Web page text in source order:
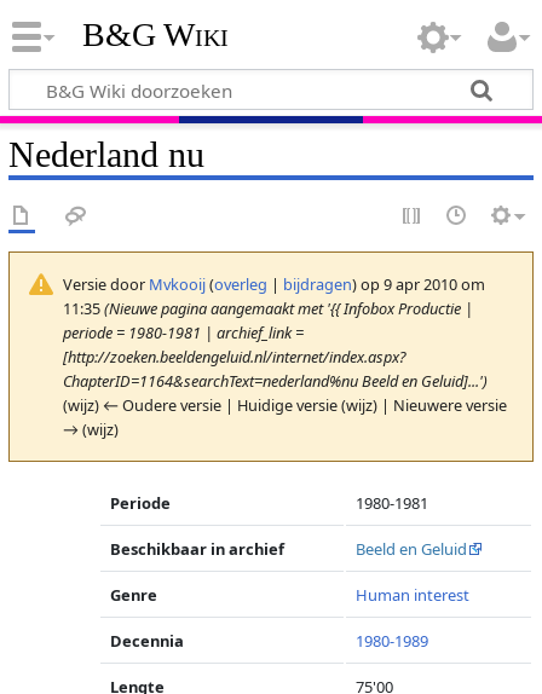
B&G Wiki
Nederland nu
Versie door Mvkooij(overleg | bijdragen)op 9 apr 2010 om
11:35(Nieuwe pagina aangemaakt met '{{ Infobox Productie |
periode = 1980-1981 | archief_link =
[http://zoeken.beeldengeluid.nl/internet/index.aspx?
ChapterID=1164&searchText=nederland%nu Beeld en Geluid]...')
(wijz) ← Oudere versie | Huidige versie (wijz) | Nieuwere versie
→ (wijz)
Periode 1980-1981
Beschikbaar in archief Beeld en Geluid
Genre Human interest
Decennia 1980-1989
Lengte 75'00